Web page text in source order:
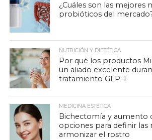
¿Cuáles son las mejores
probióticos del
NUTRICIÓN Y DIETÉTICA
Por qué los productos
un aliado excelente
tratamiento GLP-1
MEDICINA ESTÉTICA
Bichectomía y aumento
opciones para definir las
armonizar el rostro